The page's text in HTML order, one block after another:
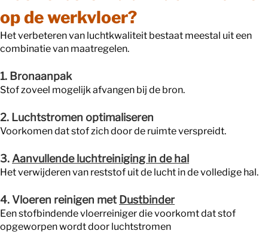
op de werkvloer?
Het verbeteren van luchtkwaliteit bestaat meestal uit een
combinatie van maatregelen.
1. Bronaanpak
Stof zoveel mogelijk afvangen bij de bron.
2. Luchtstromen optimaliseren
Voorkomen dat stof zich door de ruimte verspreidt.
3. Aanvullende luchtreiniging in de hal
Het verwijderen van reststof uit de lucht in de volledige hal.
4. Vloeren reinigen met Dustbinder
Een stofbindende vloerreiniger die voorkomt dat stof
opgeworpen wordt door luchtstromen